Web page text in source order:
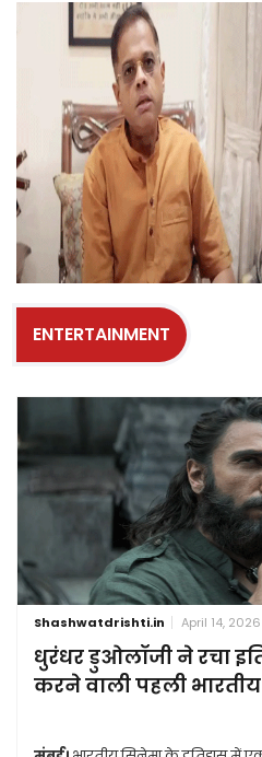
ENTERTAINMENT
Shashwatdrishti.in April 14, 2026
धुरंधर डुओलॉजी ने रचा
करने वाली पहली